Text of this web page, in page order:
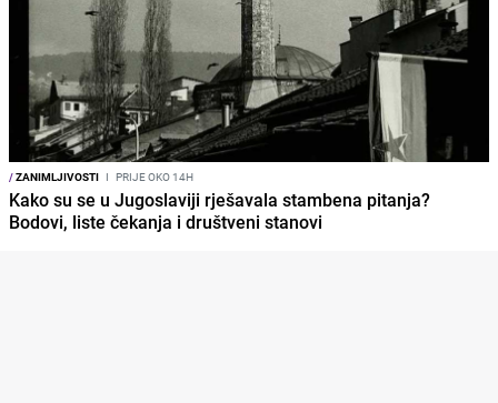
/ZANIMLJIVOSTI I PRIJE OKO 14H
Kako su se u Jugoslaviji rješavala stambena pitanja?
Bodovi, liste čekanja i društveni stanovi